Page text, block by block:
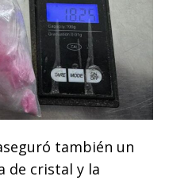
también un
de cristal y la